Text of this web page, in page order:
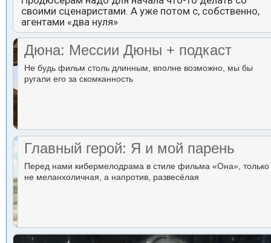
своими сценаристами. А уже потом с, собственно,
агентами «два нуля»
Дюна: Мессии Дюны + подкаст
Не будь фильм столь длинным, вполне возможно, мы бы
ругали его за скомканность
Главный герой: Я и мой парень
Перед нами кибермелодрама в стиле фильма «Она», только
не меланхоличная, а напротив, развесёлая